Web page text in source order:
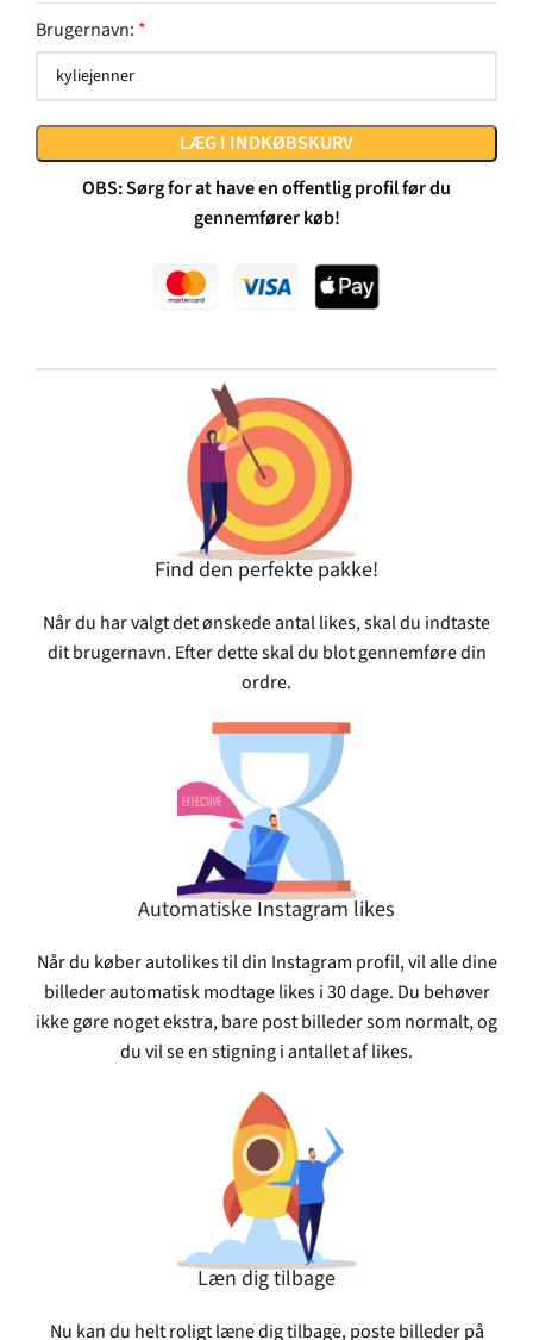
Brugernavn: *
LÆG I INDKØBSKURV
OBS: Sørg for at have en offentlig profil før du
gennemfører køb!
Find den perfekte pakke!
Når du har valgt det ønskede antal likes, skal du indtaste
dit brugernavn. Efter dette skal du blot gennemføre din
ordre.
Automatiske Instagram likes
Når du køber autolikes til din Instagram profil, vil alle dine
billeder automatisk modtage likes i 30 dage. Du behøver
ikke gøre noget ekstra, bare post billeder som normalt, og
du vil se en stigning i antallet af likes.
Læn dig tilbage
Nu kan du helt roligt læne dig tilbage, poste billeder på